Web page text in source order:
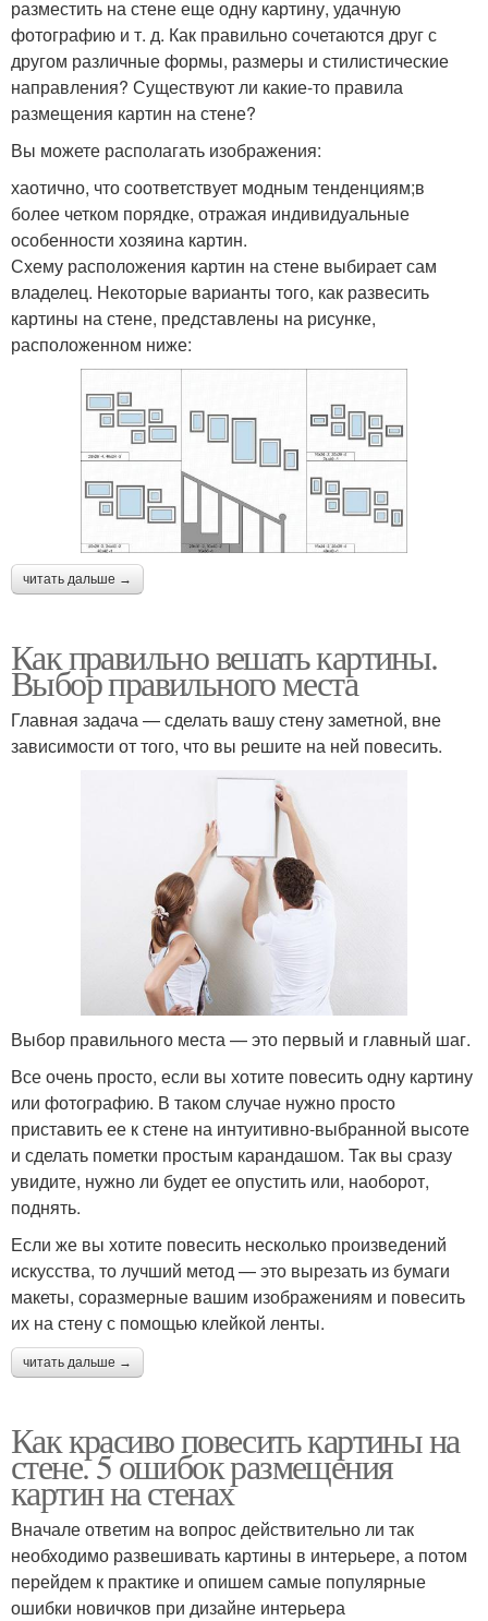
разместить на стене еще одну картину, удачную
фотографию и т. д. Как правильно сочетаются друг с
другом различные формы, размеры и стилистические
направления? Существуют ли какие-то правила
размещения картин на стене?
Вы можете располагать изображения:
хаотично, что соответствует модным тенденциям;в
более четком порядке, отражая индивидуальные
особенности хозяина картин.
Схему расположения картин на стене выбирает сам
владелец. Некоторые варианты того, как развесить
картины на стене, представлены на рисунке,
расположенном ниже:
читать дальше →
Как правильно вешать картины.
Выбор правильного места
Главная задача — сделать вашу стену заметной, вне
зависимости от того, что вы решите на ней повесить.
Выбор правильного места — это первый и главный шаг.
Все очень просто, если вы хотите повесить одну картину
или фотографию. В таком случае нужно просто
приставить ее к стене на интуитивно-выбранной высоте
и сделать пометки простым карандашом. Так вы сразу
увидите, нужно ли будет ее опустить или, наоборот,
поднять.
Если же вы хотите повесить несколько произведений
искусства, то лучший метод — это вырезать из бумаги
макеты, соразмерные вашим изображениям и повесить
их на стену с помощью клейкой ленты.
читать дальше →
Как красиво повесить картины на
стене. 5 ошибок размещения
картин на стенах
Вначале ответим на вопрос действительно ли так
необходимо развешивать картины в интерьере, а потом
перейдем к практике и опишем самые популярные
ошибки новичков при дизайне интерьера